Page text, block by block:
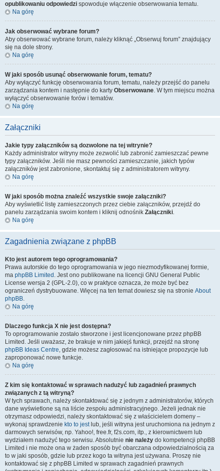
opublikowaniu odpowiedzi spowoduje włączenie obserwowania tematu.
Na górę
Jak obserwować wybrane forum?
Aby obserwować wybrane forum, należy kliknąć „Obserwuj forum” znajdujący
się na dole strony.
Na górę
W jaki sposób usunąć obserwowanie forum, tematu?
Aby wyłączyć funkcję obserwowania forum, tematu, należy przejść do panelu
zarządzania kontem i następnie do karty Obserwowane. W tym miejscu można
wyłączyć obserwowanie forów i tematów.
Na górę
Załączniki
Jakie typy załączników są dozwolone na tej witrynie?
Każdy administrator witryny może zezwolić lub zabronić zamieszczać pewne
typy załączników. Jeśli nie masz pewności zamieszczanie, jakich typów
załączników jest zabronione, skontaktuj się z administratorem witryny.
Na górę
W jaki sposób można znaleźć wszystkie swoje załączniki?
Aby wyświetlić listę zamieszczonych przez ciebie załączników, przejdź do
panelu zarządzania swoim kontem i kliknij odnośnik Załączniki.
Na górę
Zagadnienia związane z phpBB
Kto jest autorem tego oprogramowania?
Prawa autorskie do tego oprogramowania w jego niezmodyfikowanej formie,
ma phpBB Limited . Jest ono publikowane na licencji GNU General Public
License wersja 2 (GPL-2.0), co w praktyce oznacza, że może być bez
ograniczeń dystrybuowane. Więcej na ten temat dowiesz się na stronie About
phpBB.
Na górę
Dlaczego funkcja X nie jest dostępna?
To oprogramowanie zostało stworzone i jest licencjonowane przez phpBB
Limited. Jeśli uważasz, że brakuje w nim jakiejś funkcji, przejdź na stronę
phpBB Ideas Centre, gdzie możesz zagłosować na istniejące propozycje lub
zaproponować nowe funkcje.
Na górę
Z kim się kontaktować w sprawach nadużyć lub zagadnień prawnych
związanych z tą witryną?
W tych sprawach, należy skontaktować się z jednym z administratorów, których
dane wyświetlone są na liście zespołu administracyjnego. Jeżeli jednak nie
otrzymasz odpowiedzi, należy skontaktować się z właścicielem domeny –
wykonaj sprawdzenie kto to jestlub, jeśli witryna jest uruchomiona na jednym z
darmowych serwisów, np. Yahoo!, free.fr, f2s.com, itp., z kierownictwem lub
wydziałem nadużyć tego serwisu. Absolutnie nie należy do kompetencji phpBB
Limited i nie może ona w żaden sposób być obarczana odpowiedzialnością za
to w jaki sposób, gdzie lub przez kogo ta witryna jest używana. Proszę nie
kontaktować się z phpBB Limited w sprawach zagadnień prawnych